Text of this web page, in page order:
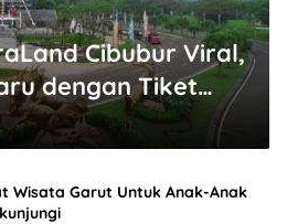
Cibubur Viral,
dengan Tiket
Wisata Garut Untuk Anak-Anak